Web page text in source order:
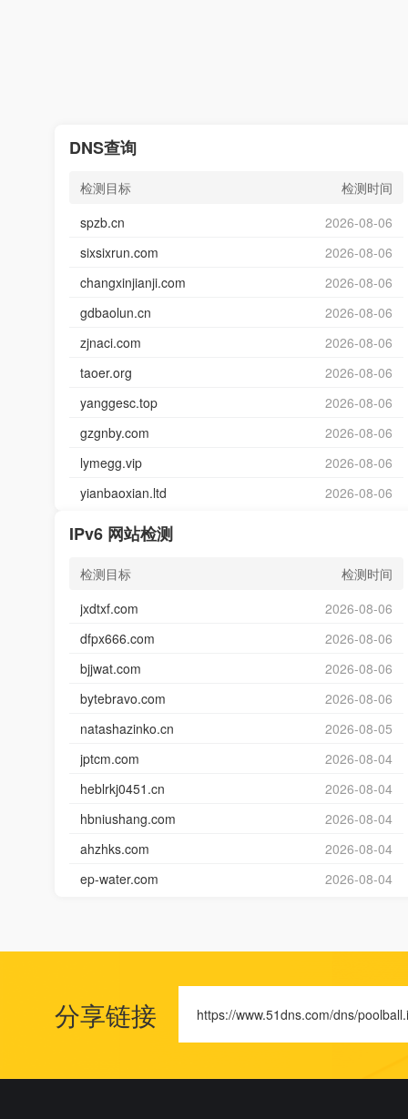
DNS查询
检测目标
检测时间
spzb.cn
2026-08-06
sixsixrun.com
2026-08-06
changxinjianji.com
2026-08-06
gdbaolun.cn
2026-08-06
zjnaci.com
2026-08-06
taoer.org
2026-08-06
yanggesc.top
2026-08-06
gzgnby.com
2026-08-06
lymegg.vip
2026-08-06
yianbaoxian.ltd
2026-08-06
IPv6 网站检测
检测目标
检测时间
jxdtxf.com
2026-08-06
dfpx666.com
2026-08-06
bjjwat.com
2026-08-06
bytebravo.com
2026-08-06
natashazinko.cn
2026-08-05
jptcm.com
2026-08-04
heblrkj0451.cn
2026-08-04
hbniushang.com
2026-08-04
ahzhks.com
2026-08-04
ep-water.com
2026-08-04
分享链接 https://www.51dns.com/dns/